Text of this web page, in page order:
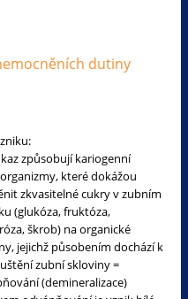
dutiny
způsobují kariogenní
které dokážou
zkvasitelné cukry v zubním
(glukóza, fruktóza,
škrob) na organické
jejichž působením dochází k
zubní skloviny =
(demineralizace)